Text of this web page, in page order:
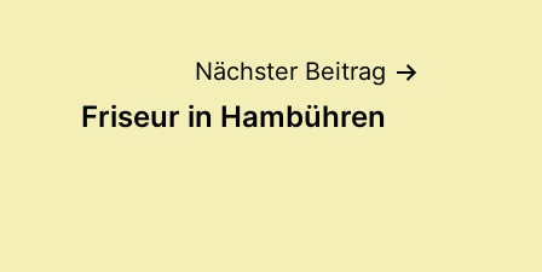
Nächster Beitrag
Friseur in Hambühren